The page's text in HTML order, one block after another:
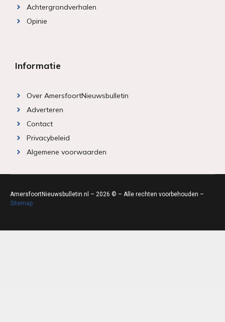
Achtergrondverhalen
Opinie
Informatie
Over AmersfoortNieuwsbulletin
Adverteren
Contact
Privacybeleid
Algemene voorwaarden
AmersfoortNieuwsbulletin.nl – 2026 © – Alle rechten voorbehouden –
Sitemap